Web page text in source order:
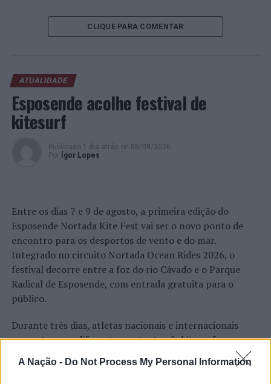
A Nação - Do Not Process My Personal Information
standardapresentaram uma resposta negativa mais
rápida ao teste nasofaríngeo SARS-CoV-2 RT-PCR ao
Por outro lado, os sintomas agudos associados ao
COVID-19 foram resolvidos mais rapidamente no grupo
a quem foi ministrado o Nasafytol® ao sétimo dia, i.e.15
ao tratamentostandard.
significativamente mais elevada dos níveis de PCR ao
sétimo dia, com uma média de 34,0 a 11 mg/dL e por
comparação com o grupo que não tomou o suplemento,
36,0 a 22,0 mg/dL, p = 0,006.
Os resultados obtidos concluem igualmente que o
tratamento adjuvante com o Nasafytol® é seguro e que
foi bem tolerado pela totalidade dos 25 pacientes
envolvidos neste novo estudo. Não foram reportados
quaisquer efeitos secundários, complicações ou/e
CLIQUE PARA COMENTAR
ATUALIDADE
Esposende acolhe festival de
kitesurf
Publicado 1 dia atrás on 05/08/2026
Por
Ígor Lopes
Entre os dias 7 e 9 de agosto, a primeira edição do
Esposende Nortada Kite Fest vai ser o novo ponto de
encontro para os desportos de vento e do mar.
Integrado no circuito Nortada Ocean Rides 2026, o
festival decorre entre a foz do rio Cávado e o Parque
Radical de Esposende, com entrada gratuita para o
público.
Durante três dias, atletas nacionais e internacionais
competem em diferentes vertentes de kitesurf, num
programa que se estende à comunidade com concertos,
DJ sets e atividades junto ao rio. O evento é uma das